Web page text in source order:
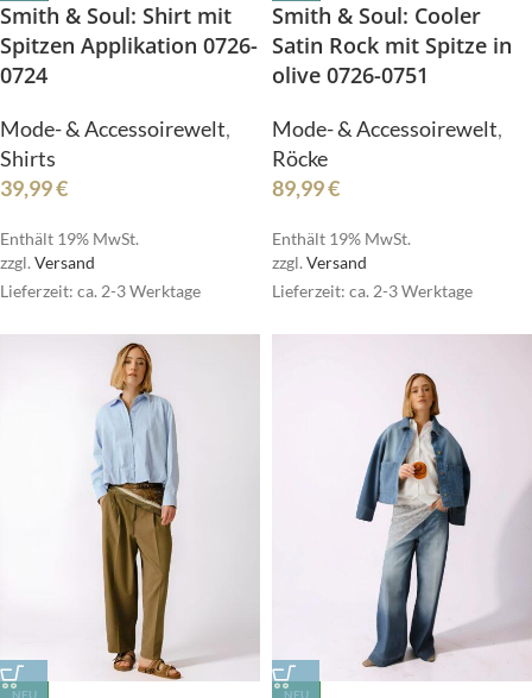
Smith & Soul: Shirt mit
Spitzen Applikation 0726-
0724
Mode- & Accessoirewelt,
Shirts
39,99€
Enthält 19% MwSt.
zzgl.Versand
Lieferzeit: ca. 2-3 Werktage
Smith & Soul: Cooler
Satin Rock mit Spitze in
olive 0726-0751
Mode- & Accessoirewelt,
Röcke
89,99€
Enthält 19% MwSt.
zzgl.Versand
Lieferzeit: ca. 2-3 Werktage
NEU NEU